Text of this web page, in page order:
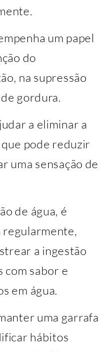
um papel
do
na supressão
gordura.
a eliminar a
pode reduzir
uma sensação de
de água, é
a ingestão
com sabor e
em água.
uma garrafa
hábitos